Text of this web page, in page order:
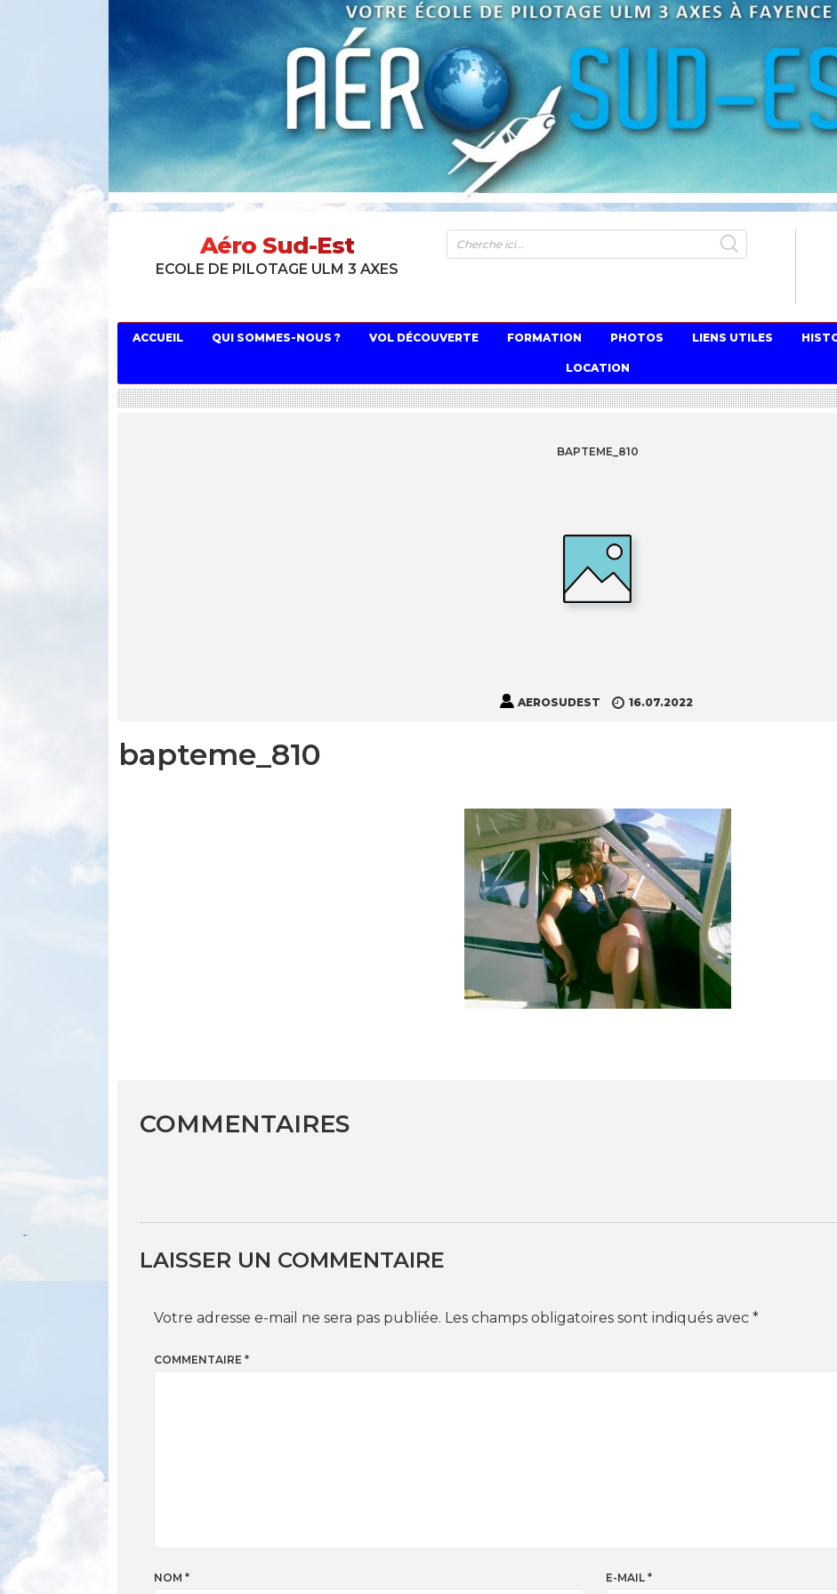
Aéro Sud-Est
ECOLE DE PILOTAGE ULM 3 AXES
ACCUEIL QUI SOMMES-NOUS ? VOL DÉCOUVERTE FORMATION PHOTOS LIENS UTILES
LOCATION
BAPTEME_810
AEROSUDEST 16.07.2022
bapteme_810
COMMENTAIRES
LAISSER UN COMMENTAIRE
Votre adresse e-mail ne sera pas publiée. Les champs obligatoires sont indiqués avec *
COMMENTAIRE *
NOM * E-MAIL*